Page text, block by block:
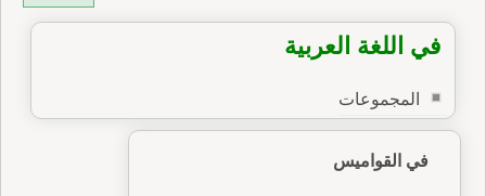
في اللغة العربية
المجموعات
في القواميس